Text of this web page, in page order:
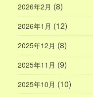
2026年2月 (8)
2026年1月 (12)
2025年12月 (8)
2025年11月 (9)
2025年10月 (10)